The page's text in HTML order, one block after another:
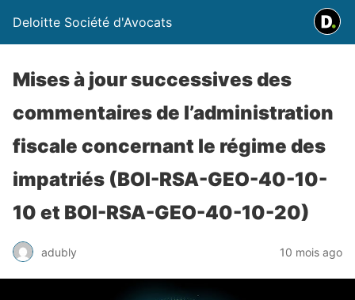
Deloitte Société d'Avocats
Mises à jour successives des
commentaires de l’administration
fiscale concernant le régime des
impatriés (BOI-RSA-GEO-40-10-
10 et BOI-RSA-GEO-40-10-20)
adubly 10 mois ago